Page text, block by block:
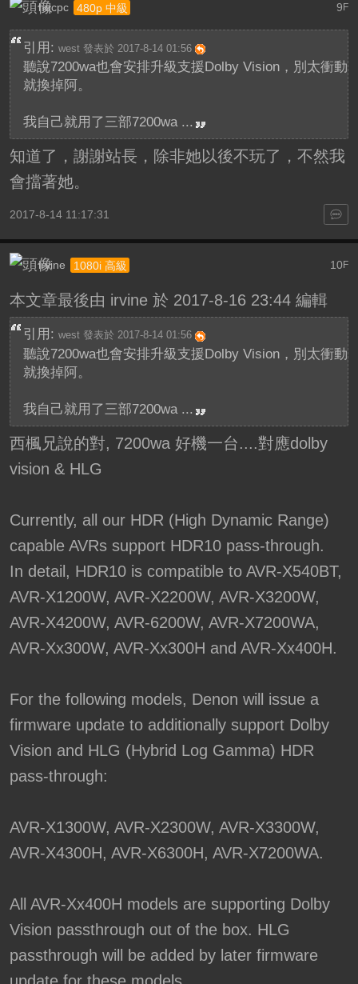
9 F
hqcpc 480p 中級
引用: west 發表於 2017-8-14 01:56
聽說7200wa也會安排升級支援Dolby Vision，別太衝動
就換掉阿。
我自己就用了三部7200wa ...
知道了，謝謝站長，除非她以後不玩了，不然我
會擋著她。
2017-8-14 11:17:31
10F
irvine 1080i 高級
本文章最後由 irvine 於 2017-8-16 23:44 編輯
引用: west 發表於 2017-8-14 01:56
聽說7200wa也會安排升級支援Dolby Vision，別太衝動
就換掉阿。
我自己就用了三部7200wa ...
西楓兄說的對, 7200wa 好機一台....對應dolby
vision & HLG
Currently, all our HDR (High Dynamic Range)
capable AVRs support HDR10 pass-through.
In detail, HDR10 is compatible to AVR-X540BT,
AVR-X1200W, AVR-X2200W, AVR-X3200W,
AVR-X4200W, AVR-6200W, AVR-X7200WA,
AVR-Xx300W, AVR-Xx300H and AVR-Xx400H.
For the following models, Denon will issue a
firmware update to additionally support Dolby
Vision and HLG (Hybrid Log Gamma) HDR
pass-through:
AVR-X1300W, AVR-X2300W, AVR-X3300W,
AVR-X4300H, AVR-X6300H, AVR-X7200WA.
All AVR-Xx400H models are supporting Dolby
Vision passthrough out of the box. HLG
passthrough will be added by later firmware